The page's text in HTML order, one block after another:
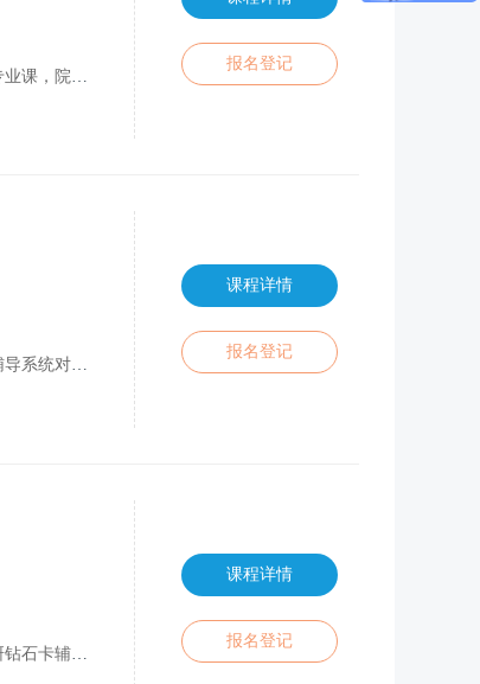
考学生初始能力，目
报名登记
、有效重点精细课程辅
课程详情
报名登记
标院校参考书目、有效
课程详情
报名登记